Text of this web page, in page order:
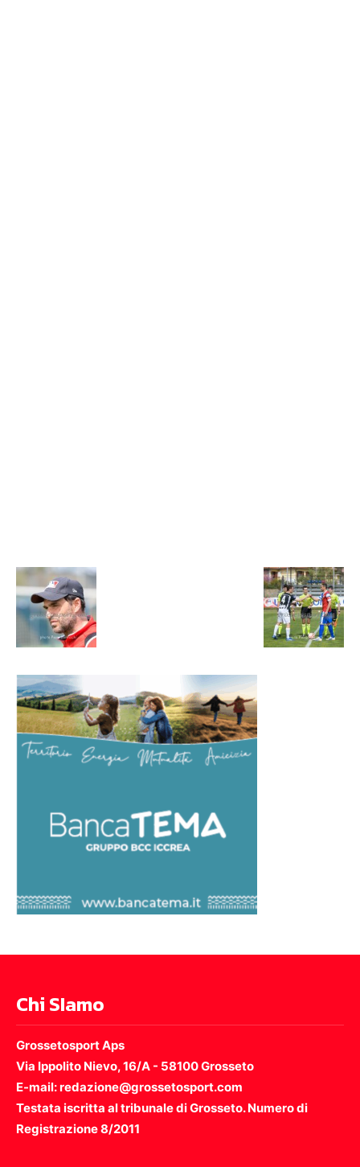
Chi SIamo
Grossetosport Aps
Via Ippolito Nievo, 16/A - 58100 Grosseto
E-mail: redazione@grossetosport.com
Testata iscritta al tribunale di Grosseto. Numero di
Registrazione 8/2011